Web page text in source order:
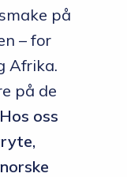
på
– for
Afrika.
på de
Hos oss